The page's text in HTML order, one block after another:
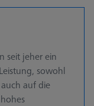
seit jeher ein
sowohl
auf die